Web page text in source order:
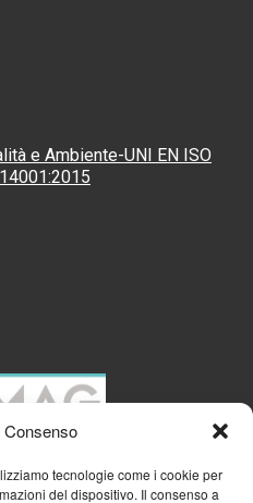
tecnologie come i cookie per
del dispositivo. Il consenso a
e Ambiente-UNI EN ISO